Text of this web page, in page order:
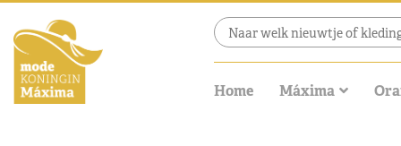
Home Máxima